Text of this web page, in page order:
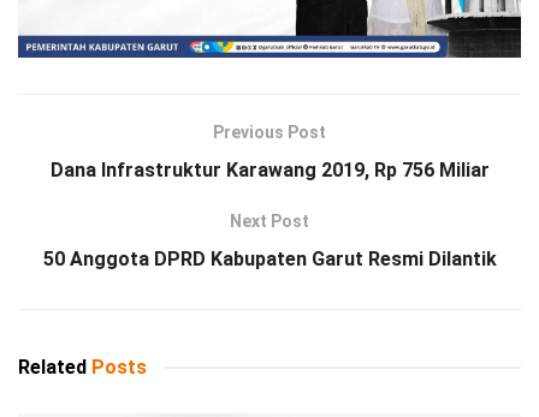
Previous Post
Dana Infrastruktur Karawang 2019, Rp 756 Miliar
Next Post
50 Anggota DPRD Kabupaten Garut Resmi Dilantik
Related Posts